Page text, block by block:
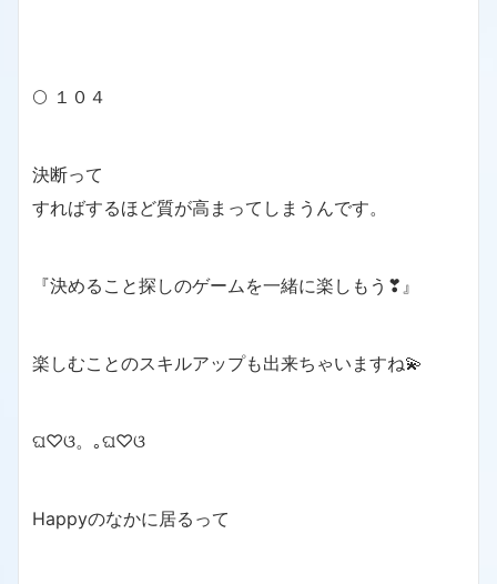
🌕 １０４
決断って
すればするほど質が高まってしまうんです。
『決めること探しのゲームを一緒に楽しもう❣』
楽しむことのスキルアップも出来ちゃいますね💫
ଘ♡ଓ。｡ଘ♡ଓ
Happyのなかに居るって